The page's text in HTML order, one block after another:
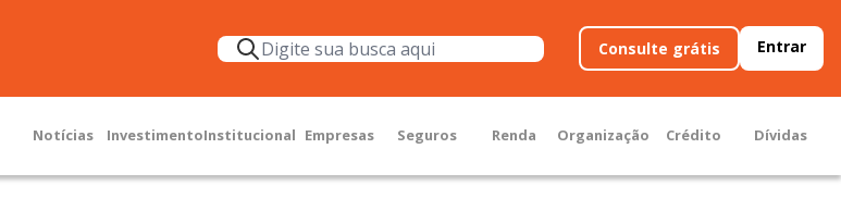
Consulte grátis Entrar
Notícias InvestimentoInstitucional Empresas Seguros Renda Organização Crédito Dívidas